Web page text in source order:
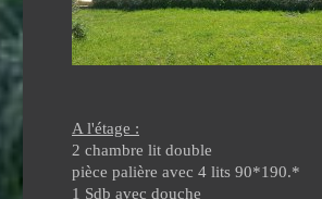
Chambre
Salle de bain
A l'étage :
2 chambre lit double
pièce palière avec 4 lits 90*190.*
1 Sdb avec douche